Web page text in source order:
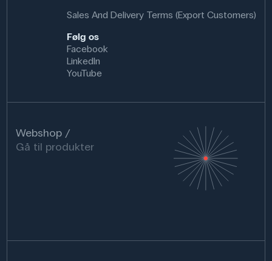
Sales And Delivery Terms (Export Customers)
Følg os
Facebook
LinkedIn
YouTube
Webshop
Gå til produkter